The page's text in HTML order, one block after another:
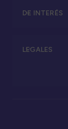
DE INTERÉS
LEGALES